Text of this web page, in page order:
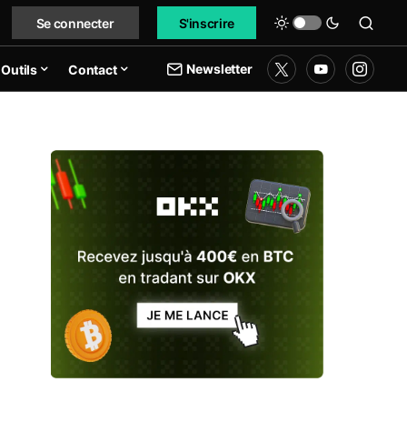
Se connecter S'inscrire
Outils Contact Newsletter